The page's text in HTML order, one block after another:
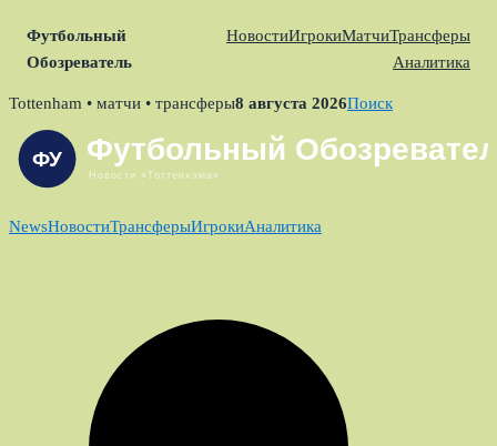
Футбольный
Обозреватель
НовостиИгрокиМатчиТрансферы
Аналитика
Skip
content
Tottenham • матчи • трансферы8 августа 2026Поиск
NewsНовостиТрансферыИгрокиАналитика